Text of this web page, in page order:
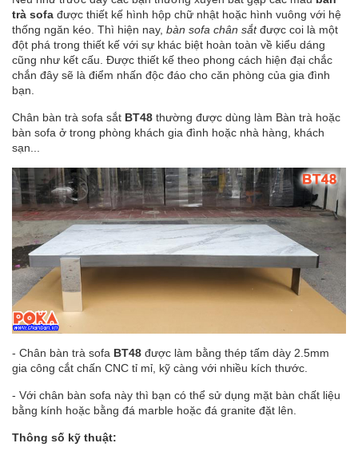
trà sofa được thiết kế hình hộp chữ nhật hoặc hình vuông với hệ
thống ngăn kéo. Thì hiện nay, bàn sofa chân sắtđược coi là một
đột phá trong thiết kế với sự khác biệt hoàn toàn về kiểu dáng
cũng như kết cấu. Được thiết kế theo phong cách hiện đại chắc
chắn đây sẽ là điểm nhấn độc đáo cho căn phòng của gia đình
bạn.
Chân bàn trà sofa sắt BT48 thường được dùng làm Bàn trà hoặc
bàn sofa ở trong phòng khách gia đình hoặc nhà hàng, khách
sạn...
- Chân bàn trà sofa BT48 được làm bằng thép tấm dày 2.5mm
gia công cắt chấn CNC tỉ mỉ, kỹ càng với nhiều kích thước.
- Với chân bàn sofa này thì bạn có thể sử dụng mặt bàn chất liệu
bằng kính hoặc bằng đá marble hoặc đá granite đặt lên.
Thông số kỹ thuật: